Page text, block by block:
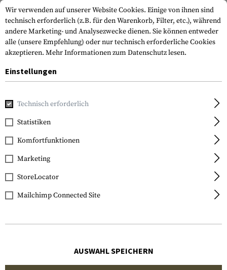
Home Tactical Gear Gummi-
JTG
I Support Single Mums
Rubber Patch
Wir verwenden auf unserer Website Cookies. Einige von ihnen sind
technisch erforderlich (z.B. für den Warenkorb, Filter, etc.), während
andere Marketing- und Analysezwecke dienen. Sie können entweder
alle (unsere Empfehlung) oder nur technisch erforderliche Cookies
akzeptieren. Mehr Informationen zum Datenschutz lesen.
Einstellungen
Technisch erforderlich
Statistiken
Komfortfunktionen
Marketing
StoreLocator
Mailchimp Connected Site
AUSWAHL SPEICHERN